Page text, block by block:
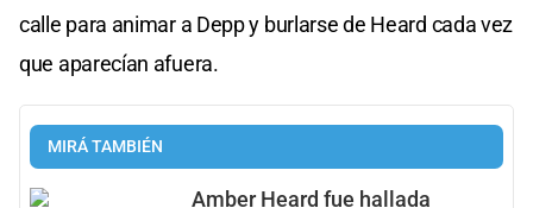
calle para animar a Depp y burlarse de Heard cada vez
que aparecían afuera.
MIRÁ TAMBIÉN
Amber Heard fue hallada